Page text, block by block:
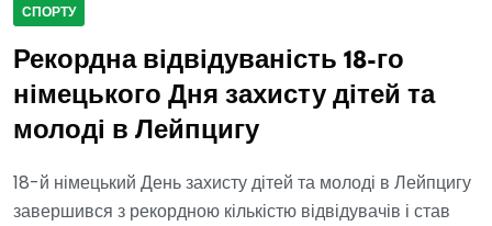
СПОРТУ
Рекордна відвідуваність 18-го
німецького Дня захисту дітей та
молоді в Лейпцигу
18-й німецький День захисту дітей та молоді в Лейпцигу
завершився з рекордною кількістю відвідувачів і став